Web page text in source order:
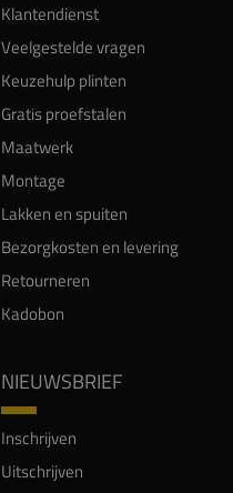
Klantendienst
Veelgestelde vragen
Keuzehulp plinten
Gratis proefstalen
Maatwerk
Montage
Lakken en spuiten
Bezorgkosten en levering
Retourneren
Kadobon
NIEUWSBRIEF
Inschrijven
Uitschrijven